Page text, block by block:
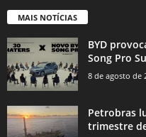
MAIS NOTÍCIAS
BYD
Song Pro
8 de agosto de
Petrobras
trimestre